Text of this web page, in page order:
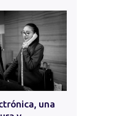
una